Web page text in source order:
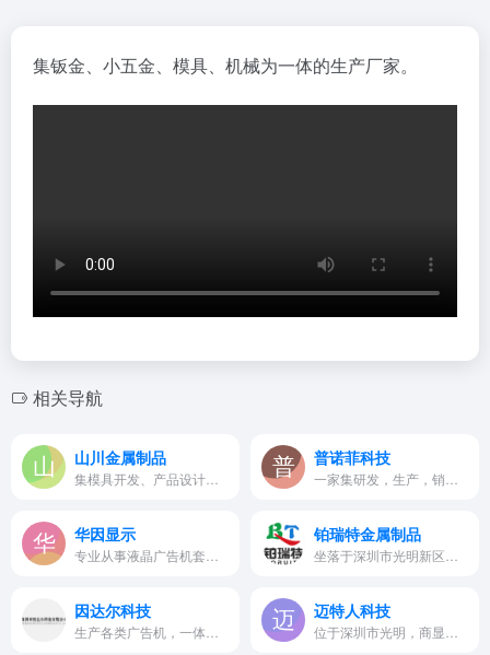
集钣金、小五金、模具、机械为一体的生产厂家。
相关导航
山川金属制品 普诺菲科技
华因显示 铂瑞特金属制品
因达尔科技 迈特人科技